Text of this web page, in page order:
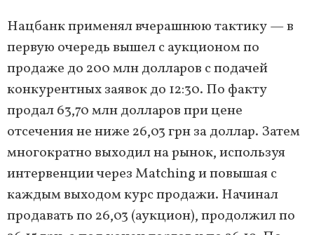
Нацбанк применял вчерашнюю тактику — в
первую очередь вышел с аукционом по
продаже до 200 млн долларов с подачей
конкурентных заявок до 12:30. По факту
продал 63,70 млн долларов при цене
отсечения не ниже 26,03 грн за доллар. Затем
многократно выходил на рынок, используя
интервенции через Matching и повышая с
каждым выходом курс продажи. Начинал
продавать по 26,03 (аукцион), продолжил по